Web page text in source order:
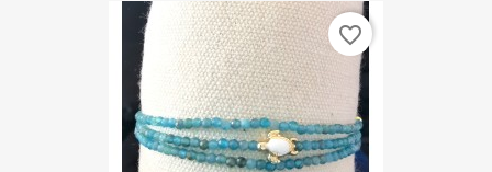
favorite_border